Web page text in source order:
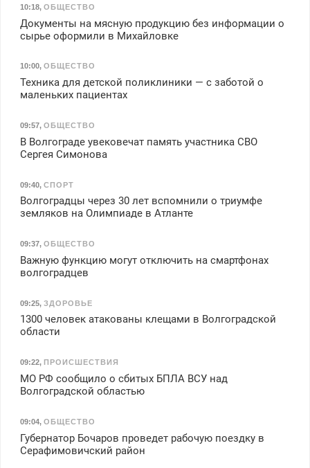
10:18, ОБЩЕСТВО
Документы на мясную продукцию без информации о
сырье оформили в Михайловке
10:00, ОБЩЕСТВО
Техника для детской поликлиники — с заботой о
маленьких пациентах
09:57, ОБЩЕСТВО
В Волгограде увековечат память участника СВО
Сергея Симонова
09:40, СПОРТ
Волгоградцы через 30 лет вспомнили о триумфе
земляков на Олимпиаде в Атланте
09:37, ОБЩЕСТВО
Важную функцию могут отключить на смартфонах
волгоградцев
09:25, ЗДОРОВЬЕ
1300 человек атакованы клещами в Волгоградской
области
09:22, ПРОИСШЕСТВИЯ
МО РФ сообщило о сбитых БПЛА ВСУ над
Волгоградской областью
09:04, ОБЩЕСТВО
Губернатор Бочаров проведет рабочую поездку в
Серафимовичский район